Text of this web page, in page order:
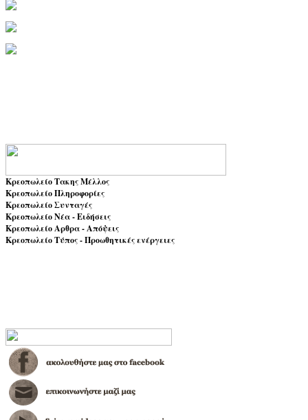
Κρεοπωλείο Τακης Μέλλος
Κρεοπωλείο Πληροφορίες
Κρεοπωλείο Συνταγές
Κρεοπωλείο Νέα - Ειδήσεις
Κρεοπωλείο Αρθρα - Απόψεις
Κρεοπωλείο Τύπος - Προωθητικές ενέργειες